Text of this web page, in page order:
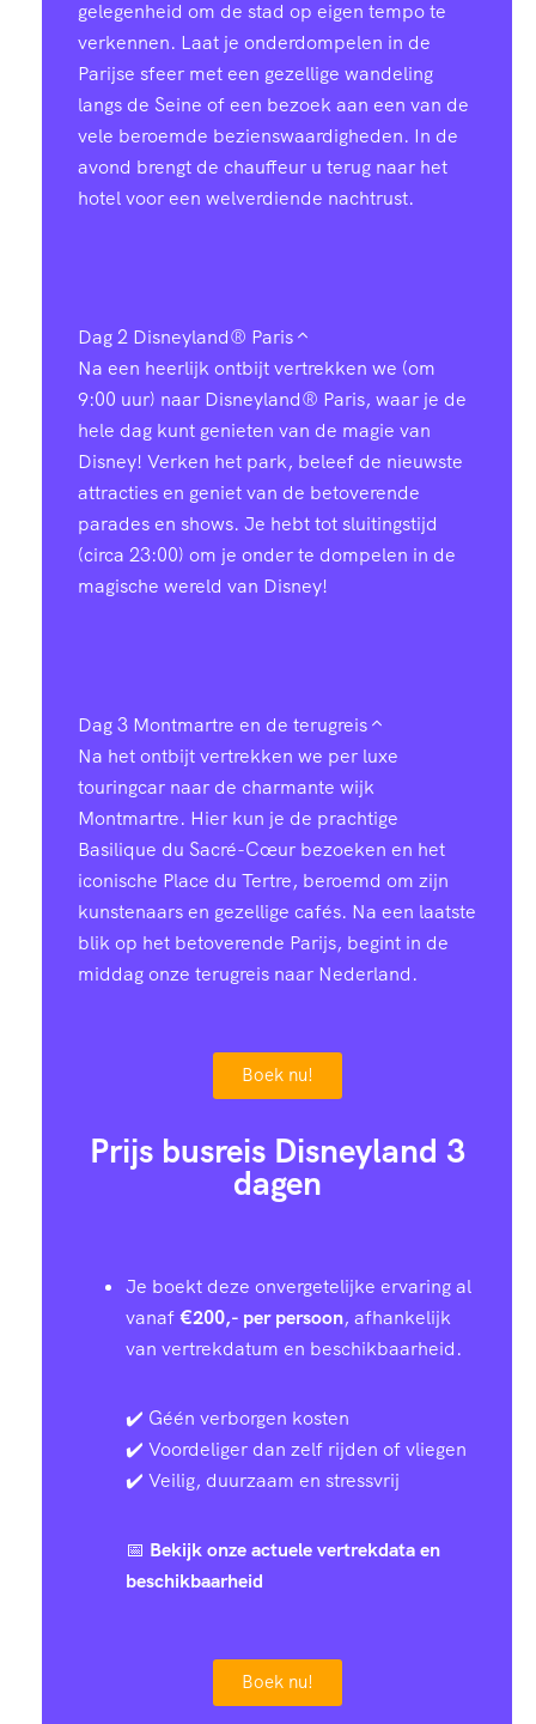
gelegenheid om de stad op eigen tempo te
verkennen. Laat je onderdompelen in de
Parijse sfeer met een gezellige wandeling
langs de Seine of een bezoek aan een van de
vele beroemde bezienswaardigheden. In de
avond brengt de chauffeur u terug naar het
hotel voor een welverdiende nachtrust.
Dag 2 Disneyland® Paris
Na een heerlijk ontbijt vertrekken we (om
9:00 uur) naar Disneyland® Paris, waar je de
hele dag kunt genieten van de magie van
Disney! Verken het park, beleef de nieuwste
attracties en geniet van de betoverende
parades en shows. Je hebt tot sluitingstijd
(circa 23:00) om je onder te dompelen in de
magische wereld van Disney!
Dag 3 Montmartre en de terugreis
Na het ontbijt vertrekken we per luxe
touringcar naar de charmante wijk
Montmartre. Hier kun je de prachtige
Basilique du Sacré-Cœur bezoeken en het
iconische Place du Tertre, beroemd om zijn
kunstenaars en gezellige cafés. Na een laatste
blik op het betoverende Parijs, begint in de
middag onze terugreis naar Nederland.
Boek nu!
Prijs busreis Disneyland 3
dagen
Je boekt deze onvergetelijke ervaring al
vanaf€200,- per persoon, afhankelijk
van vertrekdatum en beschikbaarheid.
✔️ Géén verborgen kosten
✔️ Voordeliger dan zelf rijden of vliegen
✔️ Veilig, duurzaam en stressvrij
📅 Bekijk onze actuele vertrekdata en
beschikbaarheid
Boek nu!